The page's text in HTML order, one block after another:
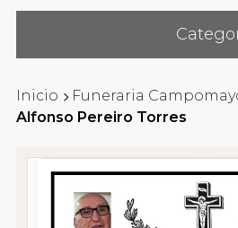
Inicio
Funeraria
Alfonso Pereiro Torres